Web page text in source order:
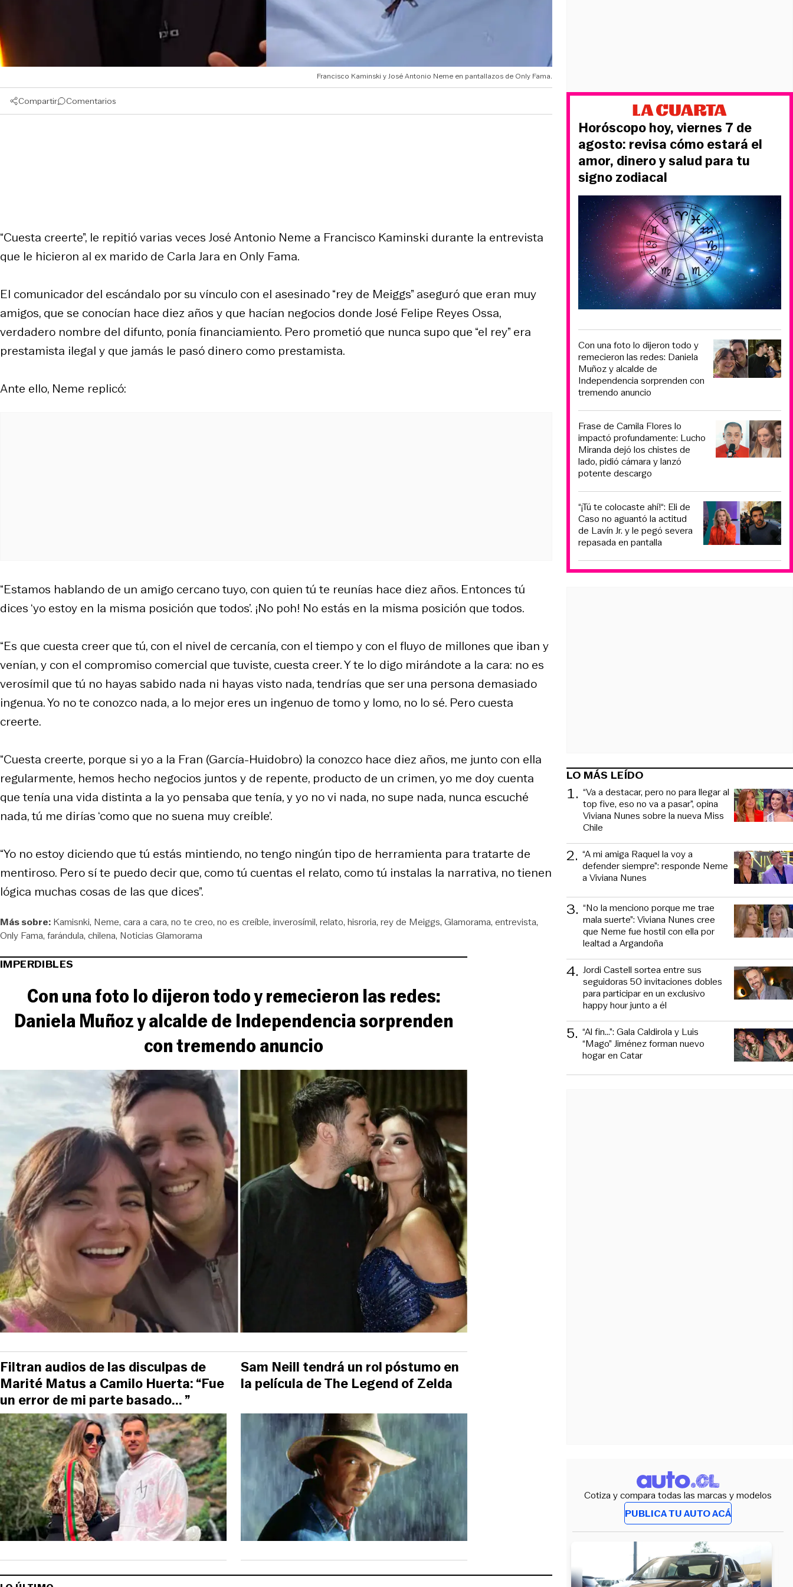
Francisco Kaminski y José Antonio Neme en pantallazos de Only Fama.
Compartir Comentarios
“Cuesta creerte”, le repitió varias veces José Antonio Neme a Francisco Kaminski durante la entrevista
que le hicieron al ex marido de Carla Jara en Only Fama.
El comunicador del escándalo por su vínculo con el asesinado “rey de Meiggs” aseguró que eran muy
amigos, que se conocían hace diez años y que hacían negocios donde José Felipe Reyes Ossa,
verdadero nombre del difunto, ponía financiamiento. Pero prometió que nunca supo que “el rey” era
prestamista ilegal y que jamás le pasó dinero como prestamista.
Ante ello, Neme replicó:
“Estamos hablando de un amigo cercano tuyo, con quien tú te reunías hace diez años. Entonces tú
dices ‘yo estoy en la misma posición que todos’. ¡No poh! No estás en la misma posición que todos.
“Es que cuesta creer que tú, con el nivel de cercanía, con el tiempo y con el fluyo de millones que iban y
venían, y con el compromiso comercial que tuviste, cuesta creer. Y te lo digo mirándote a la cara: no es
verosímil que tú no hayas sabido nada ni hayas visto nada, tendrías que ser una persona demasiado
ingenua. Yo no te conozco nada, a lo mejor eres un ingenuo de tomo y lomo, no lo sé. Pero cuesta
creerte.
“Cuesta creerte, porque si yo a la Fran (García-Huidobro) la conozco hace diez años, me junto con ella
regularmente, hemos hecho negocios juntos y de repente, producto de un crimen, yo me doy cuenta
que tenía una vida distinta a la yo pensaba que tenía, y yo no vi nada, no supe nada, nunca escuché
nada, tú me dirías ‘como que no suena muy creíble’.
“Yo no estoy diciendo que tú estás mintiendo, no tengo ningún tipo de herramienta para tratarte de
mentiroso. Pero sí te puedo decir que, como tú cuentas el relato, como tú instalas la narrativa, no tienen
lógica muchas cosas de las que dices”.
Más sobre: Kamisnki Neme cara a cara no te creo no es creíble inverosímil relato hisroria rey de Meiggs Glamorama entrevista
Only Fama farándula chilena Noticias Glamorama
IMPERDIBLES
Con una foto lo dijeron todo y remecieron las redes:
Daniela Muñoz y alcalde de Independencia sorprenden
con tremendo anuncio
Filtran audios de las disculpas de
Marité Matus a Camilo Huerta: “Fue
un error de mi parte basado... ”
Sam Neill tendrá un rol póstumo en
la película de The Legend of Zelda
Horóscopo hoy, viernes 7 de
agosto: revisa cómo estará el
amor, dinero y salud para tu
signo zodiacal
Con una foto lo dijeron todo y
remecieron las redes: Daniela
Muñoz y alcalde de
Independencia sorprenden con
tremendo anuncio
Frase de Camila Flores lo
impactó profundamente: Lucho
Miranda dejó los chistes de
lado, pidió cámara y lanzó
potente descargo
“¡Tú te colocaste ahí!“: Eli de
Caso no aguantó la actitud
de Lavín Jr. y le pegó severa
repasada en pantalla
LO MÁS LEÍDO
1. “Va a destacar, pero no para llegar al
top five, eso no va a pasar”, opina
Viviana Nunes sobre la nueva Miss
Chile
2. “A mi amiga Raquel la voy a
defender siempre”: responde Neme
a Viviana Nunes
3. “No la menciono porque me trae
mala suerte”: Viviana Nunes cree
que Neme fue hostil con ella por
lealtad a Argandoña
4. Jordi Castell sortea entre sus
seguidoras 50 invitaciones dobles
para participar en un exclusivo
happy hour junto a él
5. “Al fin…”: Gala Caldirola y Luis
“Mago” Jiménez forman nuevo
hogar en Catar
Cotiza y compara todas las marcas y modelos
PUBLICA TU AUTO ACÁ